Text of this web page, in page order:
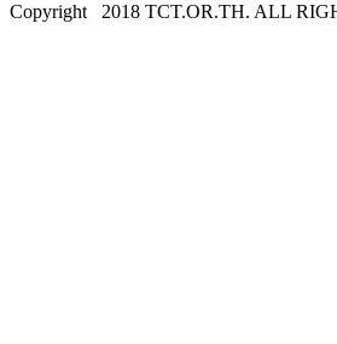
Copyright
2018 TCT.OR.TH. ALL